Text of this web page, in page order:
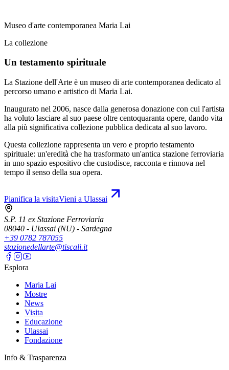
Museo d'arte contemporanea Maria Lai
La collezione
Un testamento spirituale
La Stazione dell'Arte è un museo di arte contemporanea dedicato al
percorso umano e artistico di Maria Lai.
Inaugurato nel 2006, nasce dalla generosa donazione con cui l'artista
ha voluto lasciare al suo paese oltre centoquaranta opere, dando vita
alla più significativa collezione pubblica dedicata al suo lavoro.
Questa collezione rappresenta un vero e proprio testamento
spirituale: un'eredità che ha trasformato un'antica stazione ferroviaria
in uno spazio espositivo che custodisce, racconta e rinnova nel
tempo il senso della sua opera.
Pianifica la visitaVieni a Ulassai
S.P. 11 ex Stazione Ferroviaria
08040 - Ulassai (NU) - Sardegna
+39 0782 787055
stazionedellarte@tiscali.it
Esplora
Maria Lai
Mostre
News
Visita
Educazione
Ulassai
Fondazione
Info & Trasparenza